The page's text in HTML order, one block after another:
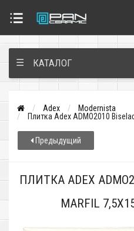
☰ КАТАЛОГ
Adex
Modernista
Плитка Adex ADMO2010
Предыдущий
ПЛИТКА ADEX
MARFIL